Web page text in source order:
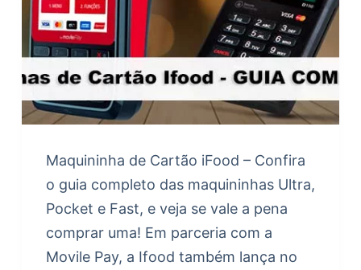
Maquininha de Cartão iFood – Confira
o guia completo das maquininhas Ultra,
Pocket e Fast, e veja se vale a pena
comprar uma! Em parceria com a
Movile Pay, a Ifood também lança no